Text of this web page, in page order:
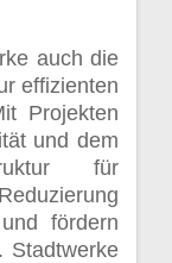
auch die
effizienten
Projekten
und dem
für
fördern
Stadtwerke